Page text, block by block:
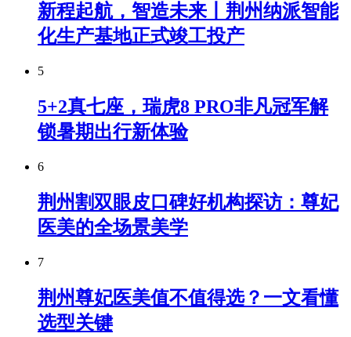
新程起航，智造未来丨荆州纳派智能
化生产基地正式竣工投产
5
5+2真七座，瑞虎8 PRO非凡冠军解
锁暑期出行新体验
6
荆州割双眼皮口碑好机构探访：尊妃
医美的全场景美学
7
荆州尊妃医美值不值得选？一文看懂
选型关键